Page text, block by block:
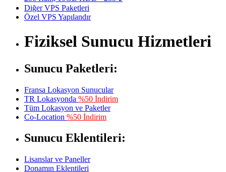
Diğer VPS Paketleri
Özel VPS Yapılandır
Fiziksel Sunucu Hizmetleri
Sunucu Paketleri:
Fransa Lokasyon Sunucular
TR Lokasyonda %50 İndirim
Tüm Lokasyon ve Paketler
Co-Location %50 İndirim
Sunucu Eklentileri:
Lisanslar ve Paneller
Donamın Eklentileri